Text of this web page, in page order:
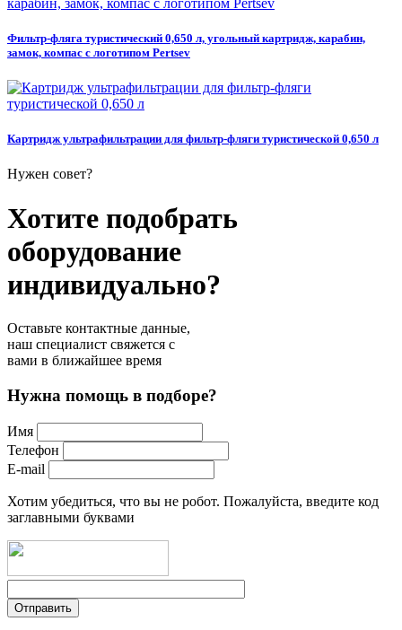
Фильтр-фляга туристический 0,650 л, угольный картридж, карабин,
замок, компас с логотипом Pertsev
Картридж ультрафильтрации для фильтр-фляги туристической 0,650 л
Нужен совет?
Хотите подобрать
оборудование
индивидуально?
Оставьте контактные данные,
наш специалист свяжется с
вами в ближайшее время
Нужна помощь в подборе?
Имя
Телефон
E-mail
Хотим убедиться, что вы не робот. Пожалуйста, введите код
заглавными буквами